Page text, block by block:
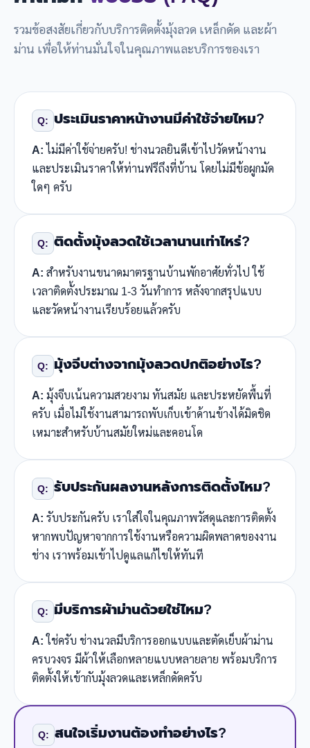
รวมข้อสงสัยเกี่ยวกับบริการติดตั้งมุ้งลวด เหล็กดัด และผ้า
ม่าน เพื่อให้ท่านมั่นใจในคุณภาพและบริการของเรา
Q: ประเมินราคาหน้างานมีค่าใช้จ่ายไหม?
A:ไม่มีค่าใช้จ่ายครับ! ช่างนวลยินดีเข้าไปวัดหน้างาน
และประเมินราคาให้ท่านฟรีถึงที่บ้าน โดยไม่มีข้อผูกมัด
ใดๆ ครับ
Q: ติดตั้งมุ้งลวดใช้เวลานานเท่าไหร่?
A: สำหรับงานขนาดมาตรฐานบ้านพักอาศัยทั่วไป ใช้
เวลาติดตั้งประมาณ 1-3 วันทำการ หลังจากสรุปแบบ
และวัดหน้างานเรียบร้อยแล้วครับ
Q: มุ้งจีบต่างจากมุ้งลวดปกติอย่างไร?
A: มุ้งจีบเน้นความสวยงาม ทันสมัย และประหยัดพื้นที่
ครับ เมื่อไม่ใช้งานสามารถพับเก็บเข้าด้านข้างได้มิดชิด
เหมาะสำหรับบ้านสมัยใหม่และคอนโด
Q: รับประกันผลงานหลังการติดตั้งไหม?
A: รับประกันครับ เราใส่ใจในคุณภาพวัสดุและการติดตั้ง
หากพบปัญหาจากการใช้งานหรือความผิดพลาดของงาน
ช่าง เราพร้อมเข้าไปดูแลแก้ไขให้ทันที
Q: มีบริการผ้าม่านด้วยใช่ไหม?
A:ใช่ครับ ช่างนวลมีบริการออกแบบและตัดเย็บผ้าม่าน
ครบวงจร มีผ้าให้เลือกหลายแบบหลายลาย พร้อมบริการ
ติดตั้งให้เข้ากับมุ้งลวดและเหล็กดัดครับ
Q: สนใจเริ่มงานต้องทำอย่างไร?